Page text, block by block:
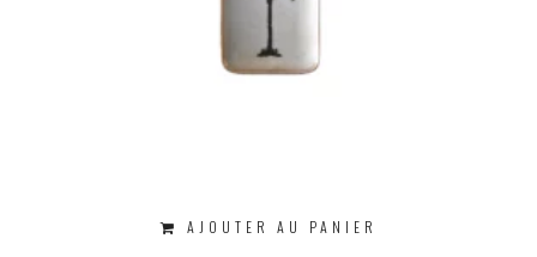
AJOUTER AU PANIER